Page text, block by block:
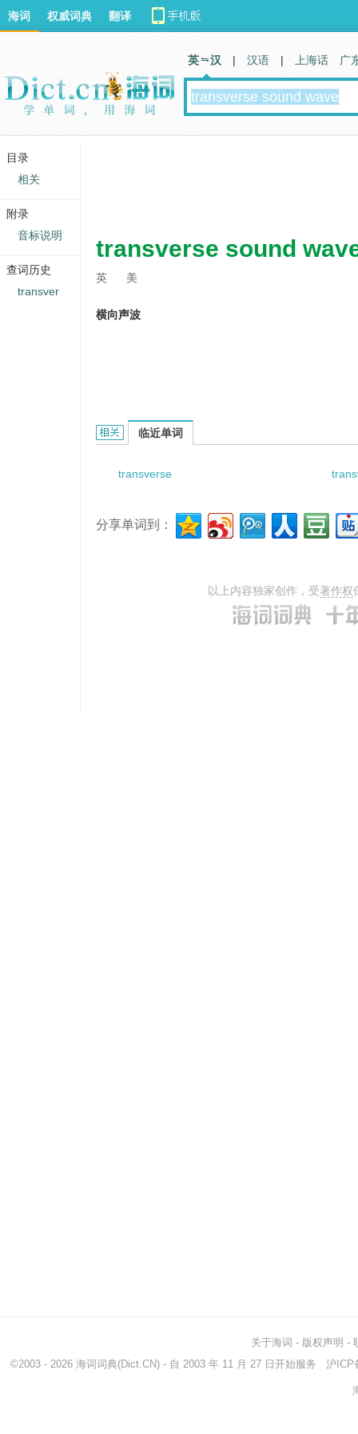
transverse sound
英 美
横向声波
transverse sound wave的相关资料：
临近单词
transverse
分享单词到：
以上内容独家创作，受著作权
海词 权威词典 翻译
英 汉 | 汉语 | 上海话 广
关于海词 - 版权声明 -
©2003 - 2026 海词词典(Dict.CN) - 自 2003 年 11 月 27 日开始服务 沪ICP
目录
相关
附录
音标说明
查词历史
transver